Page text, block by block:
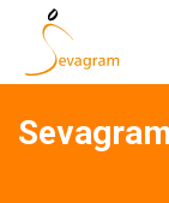
Sevagram